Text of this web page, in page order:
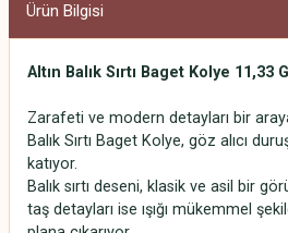
Ürün Bilgisi
Altın Balık Sırtı Baget Kolye 11,33
Zarafeti ve modern detayları bir
Balık Sırtı Baget Kolye, göz alıcı
katıyor.
Balık sırtı deseni, klasik ve asil bir
taş detayları ise ışığı mükemmel